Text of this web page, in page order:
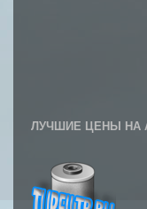
ЛУЧШИЕ ЦЕНЫ НА